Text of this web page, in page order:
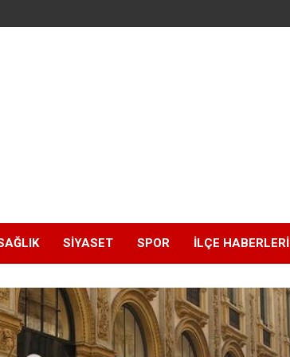
SIYASET SPOR İLÇE HABERLERI